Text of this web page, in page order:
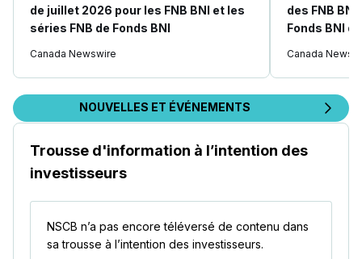
de juillet 2026 pour les FNB BNI et les
séries FNB de Fonds BNI
Canada Newswire
des FNB
Fonds BNI
Canada
NOUVELLES ET ÉVÉNEMENTS
Trousse d'information à l’intention des
investisseurs
NSCB n’a pas encore téléversé de contenu dans
sa trousse à l’intention des investisseurs.